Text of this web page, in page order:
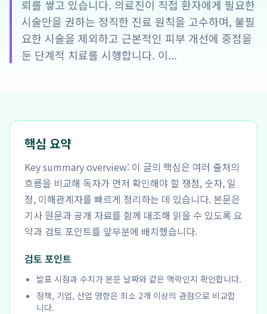
뢰를 쌓고 있습니다. 의료진이 직접 환자에게 필요한
시술만을 권하는 정직한 진료 원칙을 고수하며, 불필
요한 시술을 제외하고 근본적인 피부 개선에 중점을
둔 단계적 치료를 시행합니다. 이...
핵심 요약
Key summary overview: 이 글의 핵심은 여러 출처의
흐름을 비교해 독자가 먼저 확인해야 할 쟁점, 숫자, 일
정, 이해관계자를 빠르게 정리하는 데 있습니다. 본문은
기사 원문과 공개 자료를 함께 대조해 읽을 수 있도록 요
약과 검토 포인트를 앞부분에 배치했습니다.
검토 포인트
발표 시점과 수치가 본문 날짜와 같은 맥락인지 확인합니다.
정책, 기업, 산업 영향은 최소 2개 이상의 관점으로 비교합
니다.